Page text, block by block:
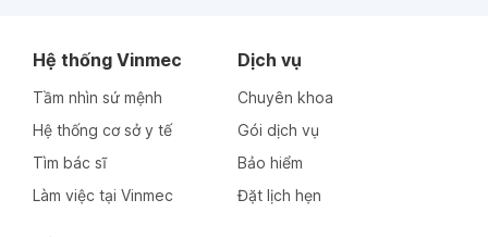
Hệ thống Vinmec
Tầm nhìn sứ mệnh
Hệ thống cơ sở y tế
Tìm bác sĩ
Làm việc tại Vinmec
Dịch vụ
Chuyên khoa
Gói dịch vụ
Bảo hiểm
Đặt lịch hẹn